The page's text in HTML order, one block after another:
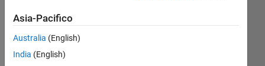
Asia-Pacifico
Australia (English)
India (English)